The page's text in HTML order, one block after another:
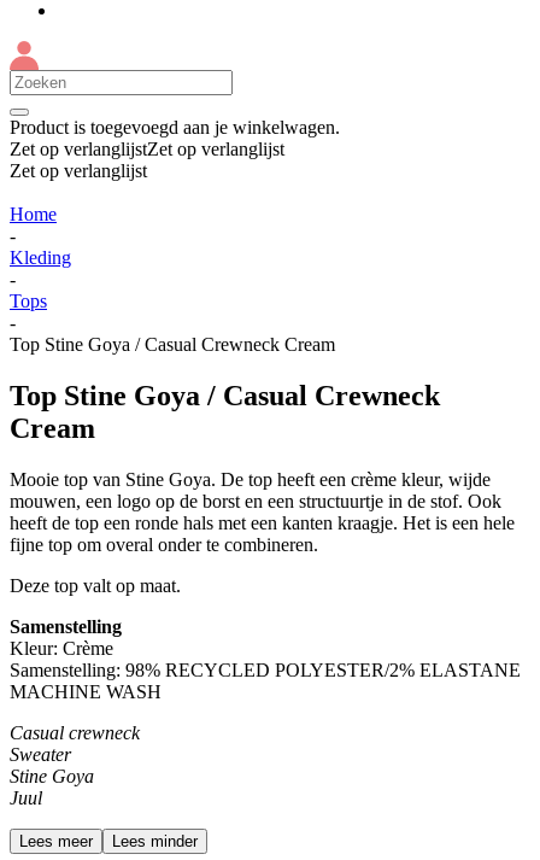
Product is toegevoegd aan je winkelwagen.
Zet op verlanglijstZet op verlanglijst
Zet op verlanglijst
Home
-
Kleding
-
Tops
-
Top Stine Goya / Casual Crewneck Cream
Top Stine Goya / Casual Crewneck
Cream
Mooie top van Stine Goya. De top heeft een crème kleur, wijde
mouwen, een logo op de borst en een structuurtje in de stof. Ook
heeft de top een ronde hals met een kanten kraagje. Het is een hele
fijne top om overal onder te combineren.
Deze top valt op maat.
Samenstelling
Kleur: Crème
Samenstelling: 98% RECYCLED POLYESTER/2% ELASTANE
MACHINE WASH
Casual crewneck
Sweater
Stine Goya
Juul
Lees meer Lees minder